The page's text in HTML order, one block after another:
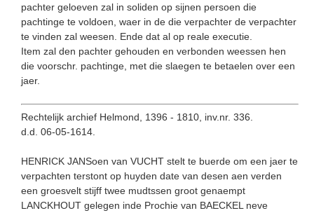
pachter geloeven zal in soliden op sijnen persoen die
pachtinge te voldoen, waer in de die verpachter de verpachter
te vinden zal weesen. Ende dat al op reale executie.
Item zal den pachter gehouden en verbonden weessen hen
die voorschr. pachtinge, met die slaegen te betaelen over een
jaer.
Rechtelijk archief Helmond, 1396 - 1810, inv.nr. 336.
d.d. 06-05-1614.
HENRICK JANSoen van VUCHT stelt te buerde om een jaer te
verpachten terstont op huyden date van desen aen verden
een groesvelt stijff twee mudtssen groot genaempt
LANCKHOUT gelegen inde Prochie van BAECKEL neve